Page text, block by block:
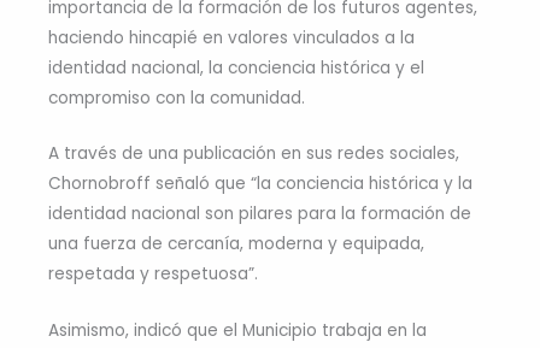
importancia de la formación de los futuros agentes,
haciendo hincapié en valores vinculados a la
identidad nacional, la conciencia histórica y el
compromiso con la comunidad.
A través de una publicación en sus redes sociales,
Chornobroff señaló que “la conciencia histórica y la
identidad nacional son pilares para la formación de
una fuerza de cercanía, moderna y equipada,
respetada y respetuosa”.
Asimismo, indicó que el Municipio trabaja en la